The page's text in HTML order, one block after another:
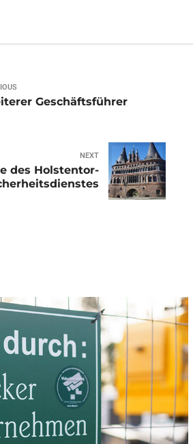
Geschäftsführer
NEXT
des Holstentor-